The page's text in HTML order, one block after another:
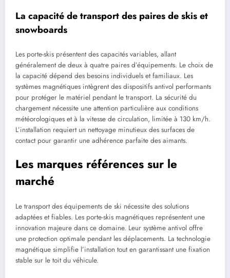
La capacité de transport des paires de skis et
snowboards
Les porte-skis présentent des capacités variables, allant
généralement de deux à quatre paires d’équipements. Le choix de
la capacité dépend des besoins individuels et familiaux. Les
systèmes magnétiques intègrent des dispositifs antivol performants
pour protéger le matériel pendant le transport. La sécurité du
chargement nécessite une attention particulière aux conditions
météorologiques et à la vitesse de circulation, limitée à 130 km/h.
L’installation requiert un nettoyage minutieux des surfaces de
contact pour garantir une adhérence parfaite des aimants.
Les marques références sur le
marché
Le transport des équipements de ski nécessite des solutions
adaptées et fiables. Les porte-skis magnétiques représentent une
innovation majeure dans ce domaine. Leur système antivol offre
une protection optimale pendant les déplacements. La technologie
magnétique simplifie l’installation tout en garantissant une fixation
stable sur le toit du véhicule.